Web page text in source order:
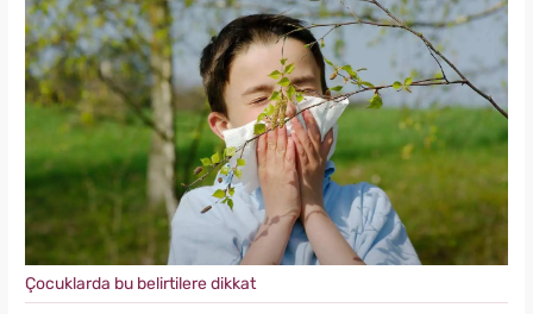
Çocuklarda bu belirtilere dikkat